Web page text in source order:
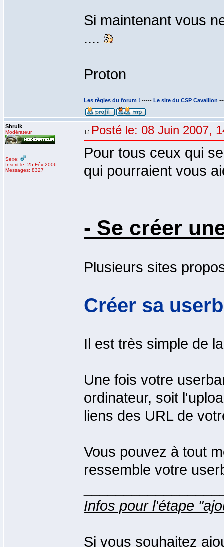
Si maintenant vous
....
Proton
Les règles du forum ! ----- Le site du CSP Cavaillon
Shrulk
Modérateur
Sexe:
Inscrit le: 25 Fév 2006
Messages: 8327
Posté le: 08 Juin 2007,
Pour tous ceux qui
qui pourraient vous
- Se créer
Plusieurs sites
Créer sa
Il est très simple de
Une fois votre
ordinateur, soit
liens des URL de
Vous pouvez à tout
ressemble votre
Infos pour l'étape
Si vous souhaitez